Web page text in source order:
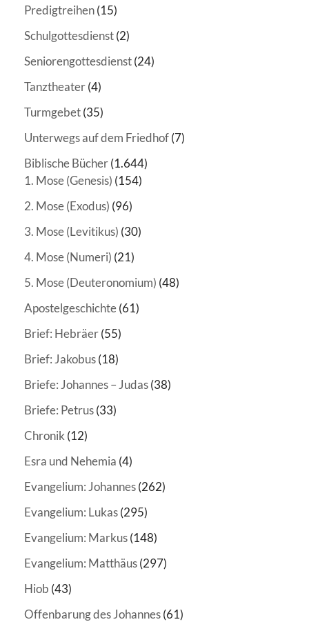
Predigtreihen(15)
Schulgottesdienst(2)
Seniorengottesdienst(24)
Tanztheater(4)
Turmgebet(35)
Unterwegs auf dem Friedhof(7)
Biblische Bücher(1.644)
1. Mose (Genesis) (154)
2. Mose (Exodus) (96)
3. Mose (Levitikus) (30)
4. Mose (Numeri) (21)
5. Mose (Deuteronomium) (48)
Apostelgeschichte(61)
Brief: Hebräer(55)
Brief: Jakobus(18)
Briefe: Johannes – Judas(38)
Briefe: Petrus(33)
Chronik (12)
Esra und Nehemia (4)
Evangelium: Johannes(262)
Evangelium: Lukas(295)
Evangelium: Markus(148)
Evangelium: Matthäus(297)
Hiob (43)
Offenbarung des Johannes(61)